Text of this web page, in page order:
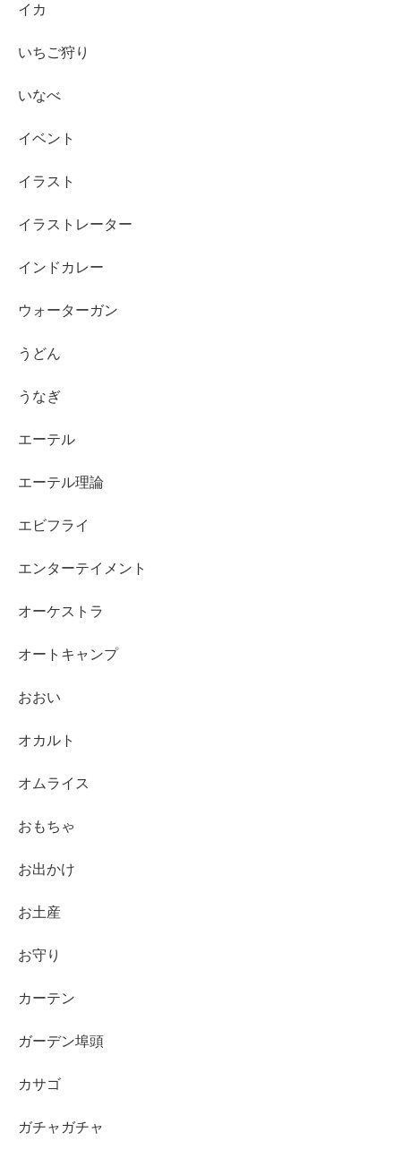
イカ
いちご狩り
いなべ
イベント
イラスト
イラストレーター
インドカレー
ウォーターガン
うどん
うなぎ
エーテル
エーテル理論
エビフライ
エンターテイメント
オーケストラ
オートキャンプ
おおい
オカルト
オムライス
おもちゃ
お出かけ
お土産
お守り
カーテン
ガーデン埠頭
カサゴ
ガチャガチャ